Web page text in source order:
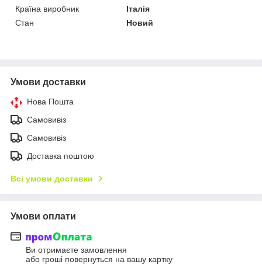
Країна виробник
Італія
Стан
Новий
Умови доставки
Нова Пошта
Самовивіз
Самовивіз
Доставка поштою
Всі умови доставки
Умови оплати
Ви отримаєте замовлення
або гроші повернуться на вашу картку